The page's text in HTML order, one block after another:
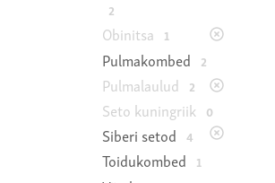
2
Obinitsa 1
Pulmakombed 2
Pulmalaulud 2
Seto kuningriik 0
Siberi setod 4
Toidukombed 1